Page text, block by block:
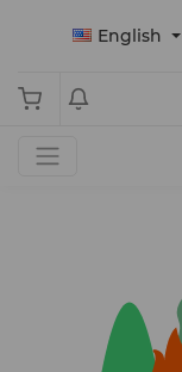
English